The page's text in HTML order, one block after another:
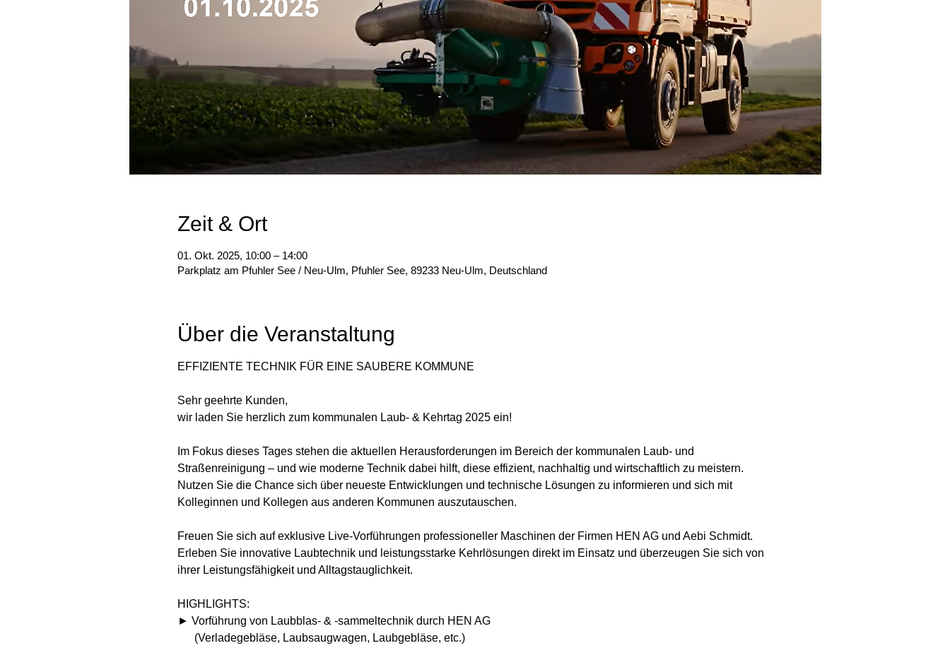
Zeit & Ort
01. Okt. 2025, 10:00 – 14:00
Parkplatz am Pfuhler See / Neu-Ulm, Pfuhler See, 89233 Neu-Ulm, Deutschland
Über die Veranstaltung
EFFIZIENTE TECHNIK FÜR EINE SAUBERE KOMMUNE
Sehr geehrte Kunden,
wir laden Sie herzlich zum kommunalen Laub- & Kehrtag 2025 ein!
Im Fokus dieses Tages stehen die aktuellen Herausforderungen im Bereich der kommunalen Laub- und
Straßenreinigung – und wie moderne Technik dabei hilft, diese effizient, nachhaltig und wirtschaftlich zu meistern.
Nutzen Sie die Chance sich über neueste Entwicklungen und technische Lösungen zu informieren und sich mit
Kolleginnen und Kollegen aus anderen Kommunen auszutauschen.
Freuen Sie sich auf exklusive Live-Vorführungen professioneller Maschinen der Firmen HEN AG und Aebi Schmidt.
Erleben Sie innovative Laubtechnik und leistungsstarke Kehrlösungen direkt im Einsatz und überzeugen Sie sich von
ihrer Leistungsfähigkeit und Alltagstauglichkeit.
HIGHLIGHTS:
► Vorführung von Laubblas- & -sammeltechnik durch HEN AG
(Verladegebläse, Laubsaugwagen, Laubgebläse, etc.)